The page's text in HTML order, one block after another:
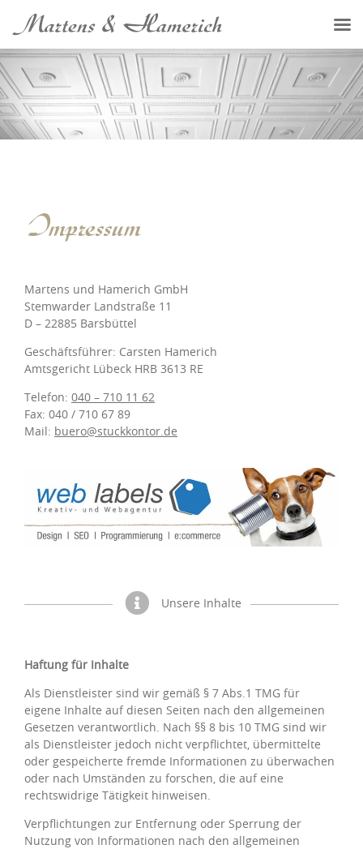
Impressum
Martens und Hamerich GmbH
Stemwarder Landstraße 11
D – 22885 Barsbüttel
Geschäftsführer: Carsten Hamerich
Amtsgericht Lübeck HRB 3613 RE
Telefon: 040 – 710 11 62
Fax: 040 / 710 67 89
Mail: buero@stuckkontor.de
Unsere Inhalte
Haftung für Inhalte
Als Dienstleister sind wir gemäß § 7 Abs.1 TMG für
eigene Inhalte auf diesen Seiten nach den allgemeinen
Gesetzen verantwortlich. Nach §§ 8 bis 10 TMG sind wir
als Dienstleister jedoch nicht verpflichtet, übermittelte
oder gespeicherte fremde Informationen zu überwachen
oder nach Umständen zu forschen, die auf eine
rechtswidrige Tätigkeit hinweisen.
Verpflichtungen zur Entfernung oder Sperrung der
Nutzung von Informationen nach den allgemeinen